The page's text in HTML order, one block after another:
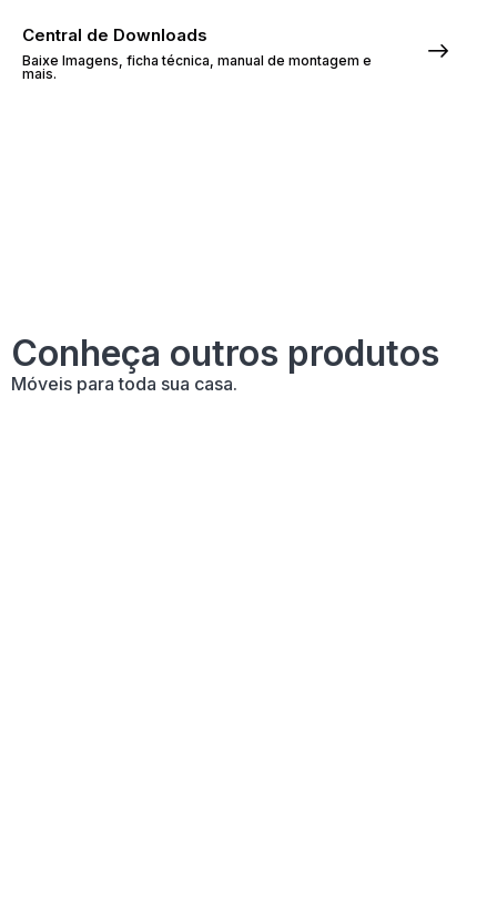
Central de Downloads
Baixe Imagens, ficha técnica, manual de montagem e
mais.
Conheça outros produtos
Móveis para toda sua casa.